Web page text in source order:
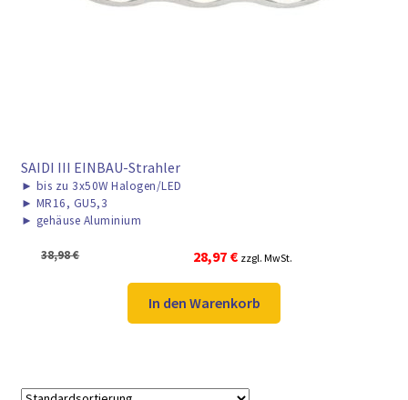
► ZAHLARTEN
SAIDI III EINBAU-Strahler
► bis zu 3x50W Halogen/LED
► MR16, GU5,3
► gehäuse Aluminium
38,98€
Ursprünglicher
Preis
war:
38,98 €
28,97 €Aktueller
Preis
ist:
28,97 €.
zzgl. MwSt.
In den Warenkorb